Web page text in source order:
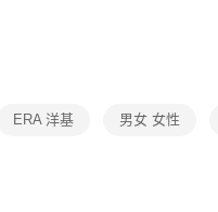
本服務之必要範圍內提供個人資料，
ERA 洋基 男女 女性